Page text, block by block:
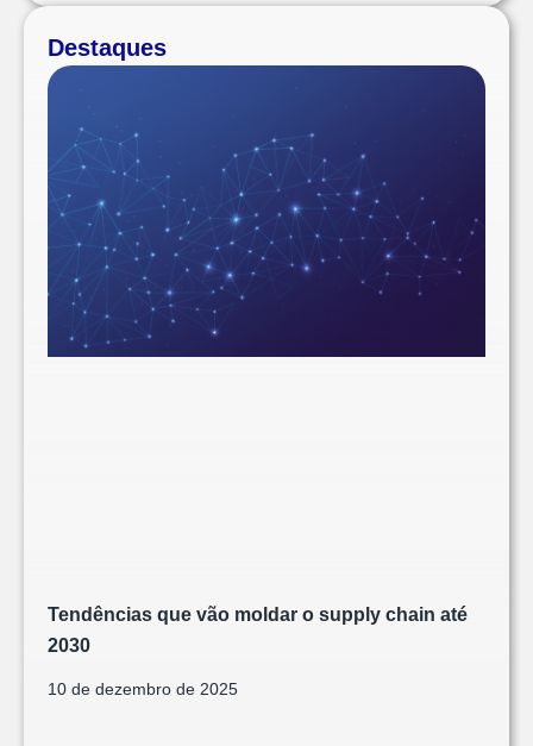
Destaques
Tendências que vão moldar o supply chain até
2030
10 de dezembro de 2025